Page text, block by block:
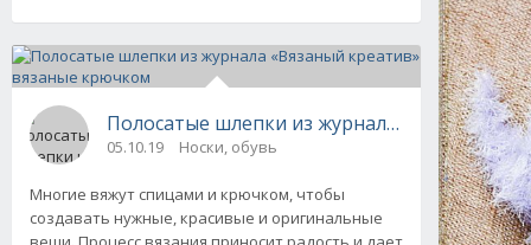
Полосатые шлепки из журнала «Вязаный
05.10.19 Носки, обувь
Многие вяжут спицами и крючком, чтобы
создавать нужные, красивые и оригинальные